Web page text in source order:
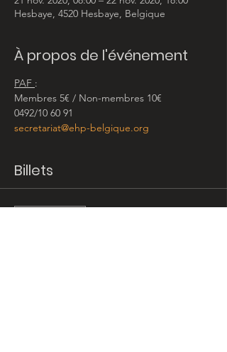
Hesbaye, 4520 Hesbaye, Belgique
À propos de l'événement
PAF :
Membres 5€ / Non-membres 10€
0492/10 60 91
secretariat@ehp-belgique.org
Billets